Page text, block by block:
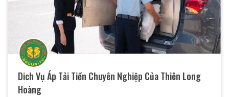
Dich Vụ Áp Tải Tiền Chuyên Nghiệp Của Thiên Long
Hoàng